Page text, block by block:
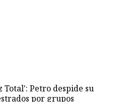
Total': Petro despide su
por grupos